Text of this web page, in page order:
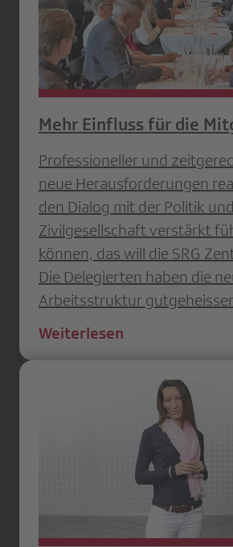
Mehr Einfluss für die
Professioneller und
neue Herausforderungen
den Dialog mit der Politik
Zivilgesellschaft verstärkt
können, das will die SRG
Die Delegierten haben die
Arbeitsstruktur
Weiterlesen